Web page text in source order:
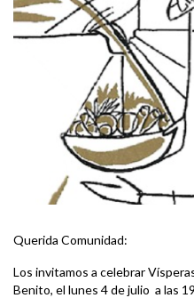
Querida Comunidad:
Los invitamos a celebrar
Benito, el lunes 4 de julio a las